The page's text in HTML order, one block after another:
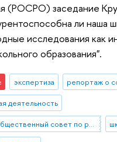
(РОСРО) заседание
ли наша
исследования как
образования".
экспертиза
репортаж о
деятельность
Российский общественный совет по развитию образования (РОСРО)